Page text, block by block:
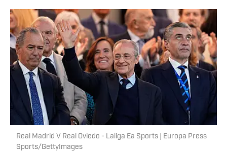
Real Madrid V Real Oviedo - Laliga Ea Sports | Europa Press
Sports/GettyImages